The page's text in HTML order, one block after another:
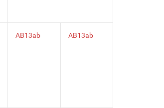
AB13ab AB13ab